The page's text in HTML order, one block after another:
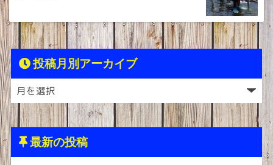
投稿月別アーカイブ
最新の投稿